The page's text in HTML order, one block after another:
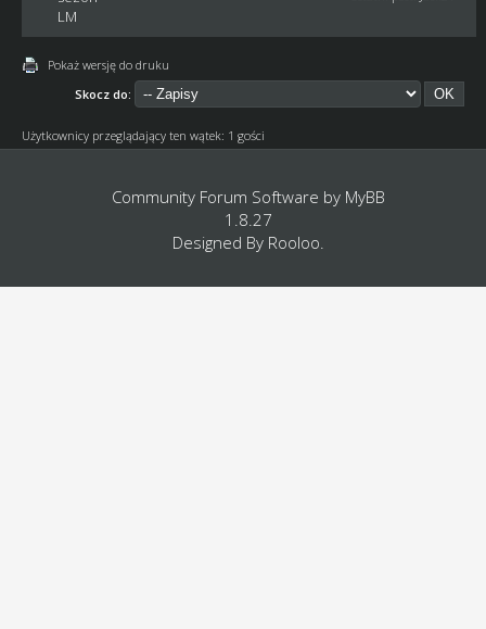
LM
Pokaż wersję do druku
Skocz do:
Użytkownicy przeglądający ten wątek: 1 gości
Community Forum Software by MyBB
1.8.27
Designed By Rooloo.